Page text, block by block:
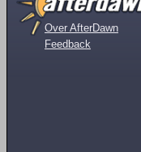
Over AfterDawn
Feedback